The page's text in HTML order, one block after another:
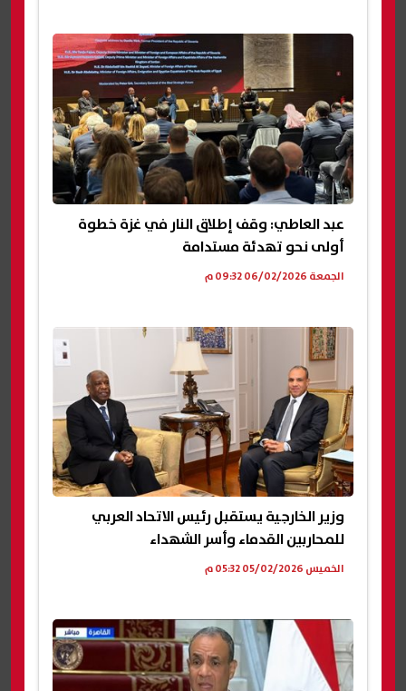
عبد العاطي: وقف إطلاق النار في غزة خطوة
أولى نحو تهدئة مستدامة
الجمعة 06/02/2026 09:32 م
وزير الخارجية يستقبل رئيس الاتحاد العربي
للمحاربين القدماء وأسر الشهداء
الخميس 05/02/2026 05:32 م